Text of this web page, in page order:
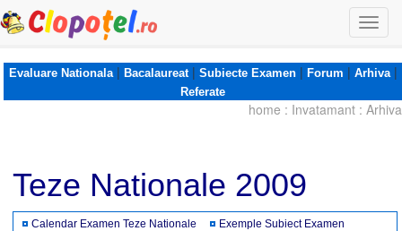
Evaluare Nationala| Bacalaureat| Subiecte Examen| Forum | Arhiva|
Referate
home : Invatamant : Arhiva
Teze Nationale 2009
Calendar Examen Teze Nationale
Exemple Subiect Examen